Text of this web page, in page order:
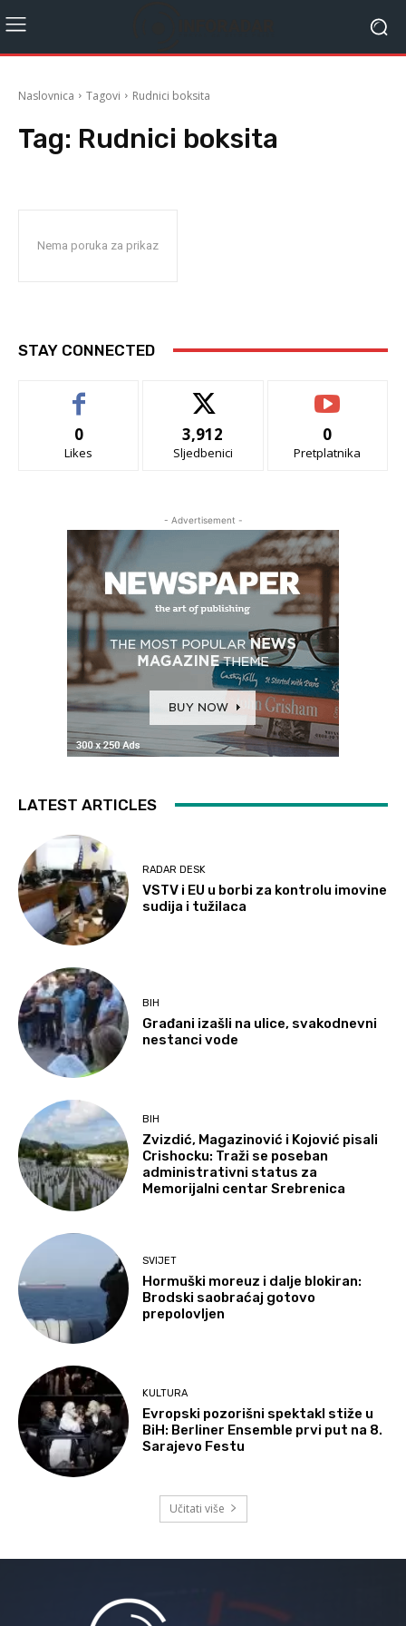
Naslovnica Tagovi Rudnici boksita
Tag: Rudnici boksita
Nema poruka za prikaz
STAY CONNECTED
0
Likes
3,912
Sljedbenici
0
Pretplatnika
- Advertisement -
LATEST ARTICLES
RADAR DESK
VSTV i EU u borbi za kontrolu imovine
sudija i tužilaca
BIH
Građani izašli na ulice, svakodnevni
nestanci vode
BIH
Zvizdić, Magazinović i Kojović pisali
Crishocku: Traži se poseban
administrativni status za
Memorijalni centar Srebrenica
SVIJET
Hormuški moreuz i dalje blokiran:
Brodski saobraćaj gotovo
prepolovljen
KULTURA
Evropski pozorišni spektakl stiže u
BiH: Berliner Ensemble prvi put na 8.
Sarajevo Festu
Učitati više